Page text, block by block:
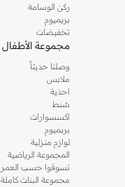
ركن الوسامة
بريميوم
تخفيضات
مجموعة الأطفال
وصلنا حديثاً
ملابس
احذية
شنط
اكسسوارات
بريميوم
لوازم منزلية
المجموعة الرياضية
تسوقوا حسب العمر
مجموعة البنات كاملة